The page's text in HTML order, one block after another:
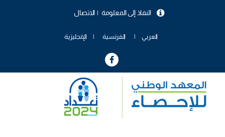
الاتصال النفاذ إلى المعلومة
العربي الفرنسية الإنجليزية